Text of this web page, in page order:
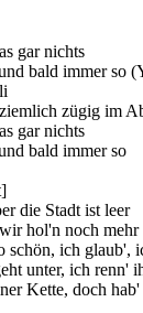
gar nichts
bald immer so
zügig im
gar nichts
bald immer so
die Stadt ist leer
hol'n noch mehr
schön, ich glaub',
unter, ich renn'
Kette, doch